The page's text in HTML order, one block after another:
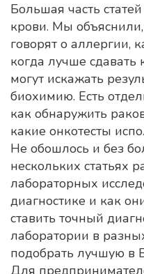
Большая часть
крови. Мы
говорят о аллергии,
когда лучше сдавать
могут искажать
биохимию. Есть
как обнаружить
какие онкотесты
Не обошлось и без
нескольких статьях
лабораторных
диагностике и как
ставить точный
лаборатории в
подобрать лучшую в
Для